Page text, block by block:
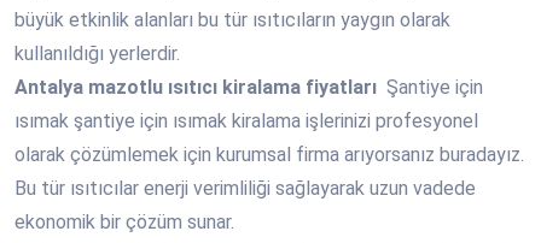
büyük etkinlik alanları bu tür ısıtıcıların yaygın olarak
kullanıldığı yerlerdir.
Antalya mazotlu ısıtıcı kiralama fiyatları Şantiye için
ısımak şantiye için ısımak kiralama işlerinizi profesyonel
olarak çözümlemek için kurumsal firma arıyorsanız buradayız.
Bu tür ısıtıcılar enerji verimliliği sağlayarak uzun vadede
ekonomik bir çözüm sunar.